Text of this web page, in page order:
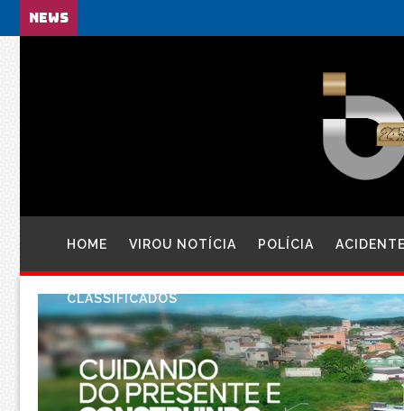
NEWS
HOME VIROU NOTÍCIA POLÍCIA
CLASSIFICADOS